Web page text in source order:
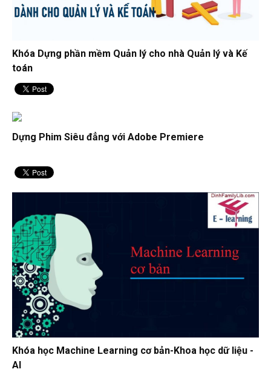
Khóa Dựng phần mềm Quản lý cho nhà Quản lý và Kế
toán
Dựng Phim Siêu đẳng với Adobe Premiere
Khóa học Machine Learning cơ bản-Khoa học dữ liệu -
AI